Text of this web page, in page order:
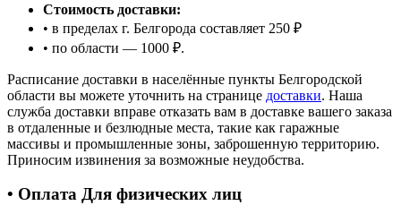
Стоимость доставки:
• в пределах г. Белгорода составляет 250 ₽
• по области — 1000 ₽.
Расписание доставки в населённые пункты Белгородской
области вы можете уточнить на странице доставки. Наша
служба доставки вправе отказать вам в доставке вашего заказа
в отдаленные и безлюдные места, такие как гаражные
массивы и промышленные зоны, заброшенную территорию.
Приносим извинения за возможные неудобства.
• Оплата Для физических лиц